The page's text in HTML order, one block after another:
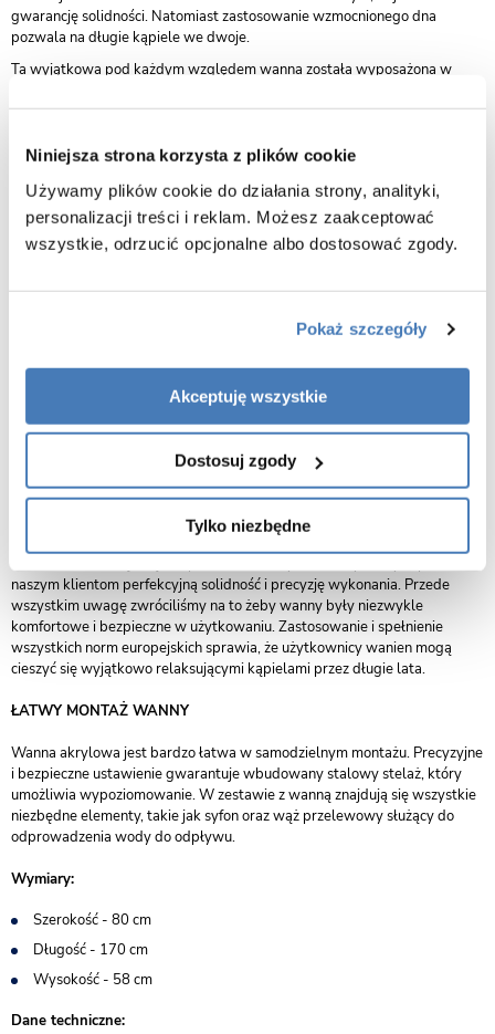
Niniejsza strona korzysta z plików cookie
Używamy plików cookie do działania strony, analityki,
personalizacji treści i reklam. Możesz zaakceptować
wszystkie, odrzucić opcjonalne albo dostosować zgody.
Pokaż szczegóły
Akceptuję wszystkie
Dostosuj zgody
Tylko niezbędne
gwarancję solidności. Natomiast zastosowanie wzmocnionego dna
pozwala na długie kąpiele we dwoje.
Ta wyjątkowa pod każdym względem wanna została wyposażona w
wypoziomowanie.
Wannę wolnostojącą Corsan Mono można zamontować samodzielnie, do
każdego produktu dołączamy instrukcję.
INNOWACYJNE ROZWIĄZANIA TECHNOLOGICZNE UŻYTE W
PRODUKCJI WANNY
wypracowanie w procesie produkcyjnym wielu innowacyjnych
wzbogacone o nowoczesne rozwiązania marki Corsan. W końcowej fazie
wydajnościowym przeprowadzanym przez naszych specjalistów.
Dodatkowo przed wysyłką towar jest zawsze dokładnie sprawdzany.
Dzięki temu klient otrzymuje produkt bezpieczny i gotowy do
użytkowania.
WANNY CORSAN SPEŁNIAJĄ WSZYSTKIE NORMY EUROPEJSKIE
Corsan to przede wszystkim doskonała jakość. Dlatego wszystkie nasze
naszym klientom perfekcyjną solidność i precyzję wykonania. Przede
wszystkim uwagę zwróciliśmy na to żeby wanny były niezwykle
komfortowe i bezpieczne w użytkowaniu. Zastosowanie i spełnienie
wszystkich norm europejskich sprawia, że użytkownicy wanien mogą
cieszyć się wyjątkowo relaksującymi kąpielami przez długie lata.
ŁATWY MONTAŻ WANNY
Wanna akrylowa jest bardzo łatwa w samodzielnym montażu. Precyzyjne
i bezpieczne ustawienie gwarantuje wbudowany stalowy stelaż, który
umożliwia wypoziomowanie. W zestawie z wanną znajdują się wszystkie
niezbędne elementy, takie jak syfon oraz wąż przelewowy służący do
odprowadzenia wody do odpływu.
Wymiary:
Szerokość - 80 cm
Długość - 170 cm
Wysokość - 58 cm
​Dane techniczne:​​